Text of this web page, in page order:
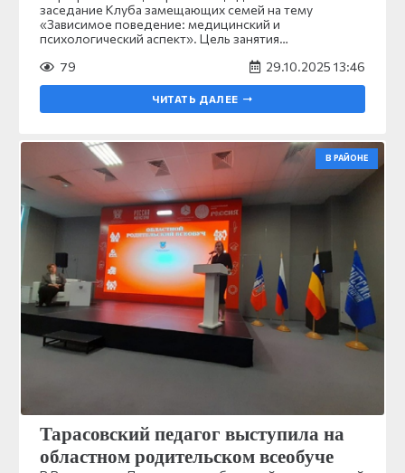
заседание Клуба замещающих семей на тему
«Зависимое поведение: медицинский и
психологический аспект». Цель занятия…
79
29.10.2025 13:46
ЧИТАТЬ ДАЛЕЕ
В РАЙОНЕ
Тарасовский педагог выступила на
областном родительском всеобуче